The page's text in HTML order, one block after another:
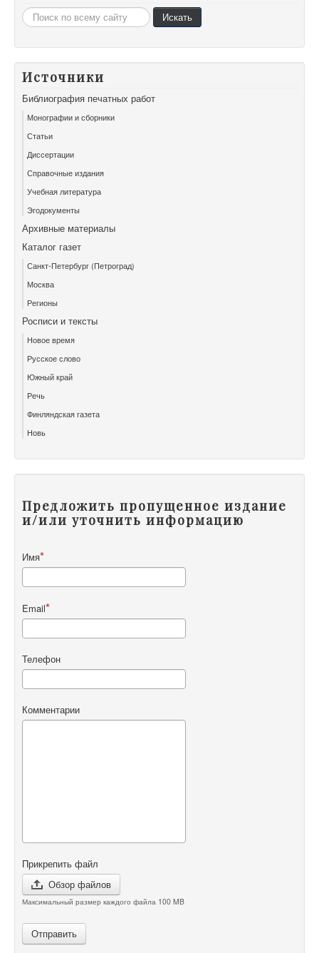
Искать... Искать
Источники
Библиография печатных работ
Монографии и сборники
Статьи
Диссертации
Справочные издания
Учебная литература
Эгодокументы
Архивные материалы
Каталог газет
Санкт-Петербург (Петроград)
Москва
Регионы
Росписи и тексты
Новое время
Русское слово
Южный край
Речь
Финляндская газета
Новь
Предложить пропущенное издание
и/или уточнить информацию
Имя
Email
Телефон
Комментарии
Прикрепить файл
Обзор файлов
Максимальный размер каждого файла 100 MB
Отправить